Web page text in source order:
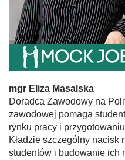
mgr Eliza Masalska
Doradca Zawodowy na
zawodowej pomaga
rynku pracy i
Kładzie szczególny nacisk
studentów i budowanie ich